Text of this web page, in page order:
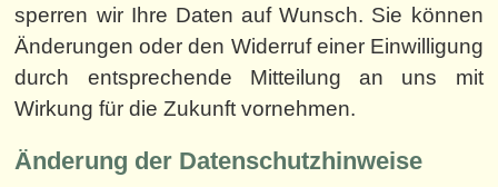
sperren wir Ihre Daten auf Wunsch. Sie können
Änderungen oder den Widerruf einer Einwilligung
durch entsprechende Mitteilung an uns mit
Wirkung für die Zukunft vornehmen.
Änderung der Datenschutzhinweise